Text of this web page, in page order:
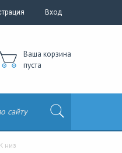
Вход
Ваша корзина
пуста
низ